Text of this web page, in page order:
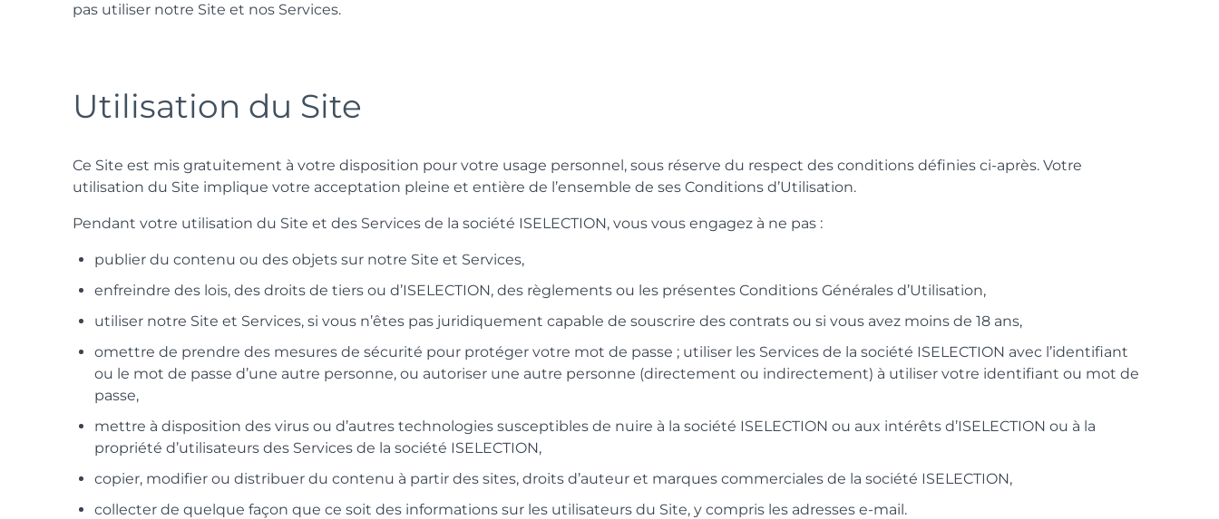
pas utiliser notre Site et nos Services.
Utilisation du Site
Ce Site est mis gratuitement à votre disposition pour votre usage personnel, sous réserve du respect des conditions définies ci-après. Votre
utilisation du Site implique votre acceptation pleine et entière de l’ensemble de ses Conditions d’Utilisation.
Pendant votre utilisation du Site et des Services de la société ISELECTION, vous vous engagez à ne pas :
publier du contenu ou des objets sur notre Site et Services,
enfreindre des lois, des droits de tiers ou d’ISELECTION, des règlements ou les présentes Conditions Générales d’Utilisation,
utiliser notre Site et Services, si vous n’êtes pas juridiquement capable de souscrire des contrats ou si vous avez moins de 18 ans,
omettre de prendre des mesures de sécurité pour protéger votre mot de passe ; utiliser les Services de la société ISELECTION avec l’identifiant
ou le mot de passe d’une autre personne, ou autoriser une autre personne (directement ou indirectement) à utiliser votre identifiant ou mot de
passe,
mettre à disposition des virus ou d’autres technologies susceptibles de nuire à la société ISELECTION ou aux intérêts d’ISELECTION ou à la
propriété d’utilisateurs des Services de la société ISELECTION,
copier, modifier ou distribuer du contenu à partir des sites, droits d’auteur et marques commerciales de la société ISELECTION,
collecter de quelque façon que ce soit des informations sur les utilisateurs du Site, y compris les adresses e-mail.